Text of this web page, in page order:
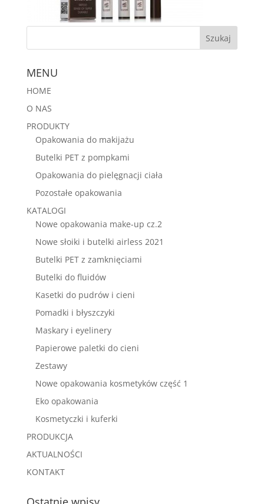
MENU
HOME
O NAS
PRODUKTY
Opakowania do makijażu
Butelki PET z pompkami
Opakowania do pielęgnacji ciała
Pozostałe opakowania
KATALOGI
Nowe opakowania make-up cz.2
Nowe słoiki i butelki airless 2021
Butelki PET z zamknięciami
Butelki do fluidów
Kasetki do pudrów i cieni
Pomadki i błyszczyki
Maskary i eyelinery
Papierowe paletki do cieni
Zestawy
Nowe opakowania kosmetyków część 1
Eko opakowania
Kosmetyczki i kuferki
PRODUKCJA
AKTUALNOŚCI
KONTAKT